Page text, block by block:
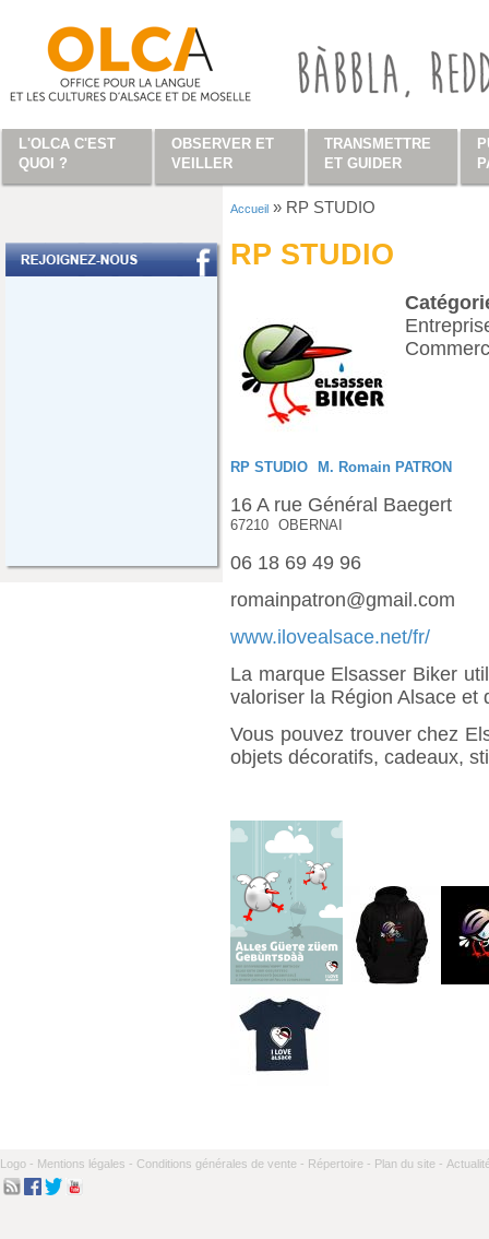
Accueil » RP STUDIO
RP STUDIO
RP STUDIO M. Romain PATRON
16 A rue Général Baegert
67210 OBERNAI
06 18 69 49 96
romainpatron@gmail.com
www.ilovealsace.net/fr/
La marque Elsasser Biker
valoriser la Région Alsace et
Vous pouvez trouver chez
objets décoratifs, cadeaux,
Logo - Mentions légales - Conditions générales de vente - Répertoire - Plan du site -
L'OLCA C'EST
QUOI ?
OBSERVER ET
VEILLER
TRANSMETTRE
ET GUIDER